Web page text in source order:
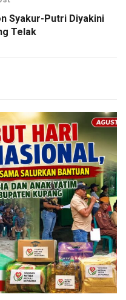
Syakur-Putri Diyakini
Telak